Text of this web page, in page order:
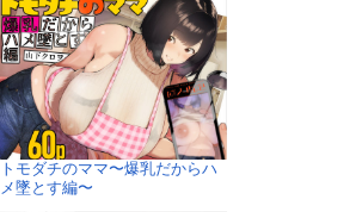
トモダチのママ〜爆乳だからハ
メ墜とす編〜